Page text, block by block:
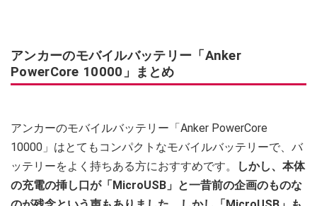
アンカーのモバイルバッテリー「Anker
PowerCore 10000」まとめ
アンカーのモバイルバッテリー「Anker PowerCore
10000」はとてもコンパクトなモバイルバッテリーで、バ
ッテリーをよく持ちある方におすすめです。
しかし、本体
の充電の挿し口が「MicroUSB」と一昔前の企画のものな